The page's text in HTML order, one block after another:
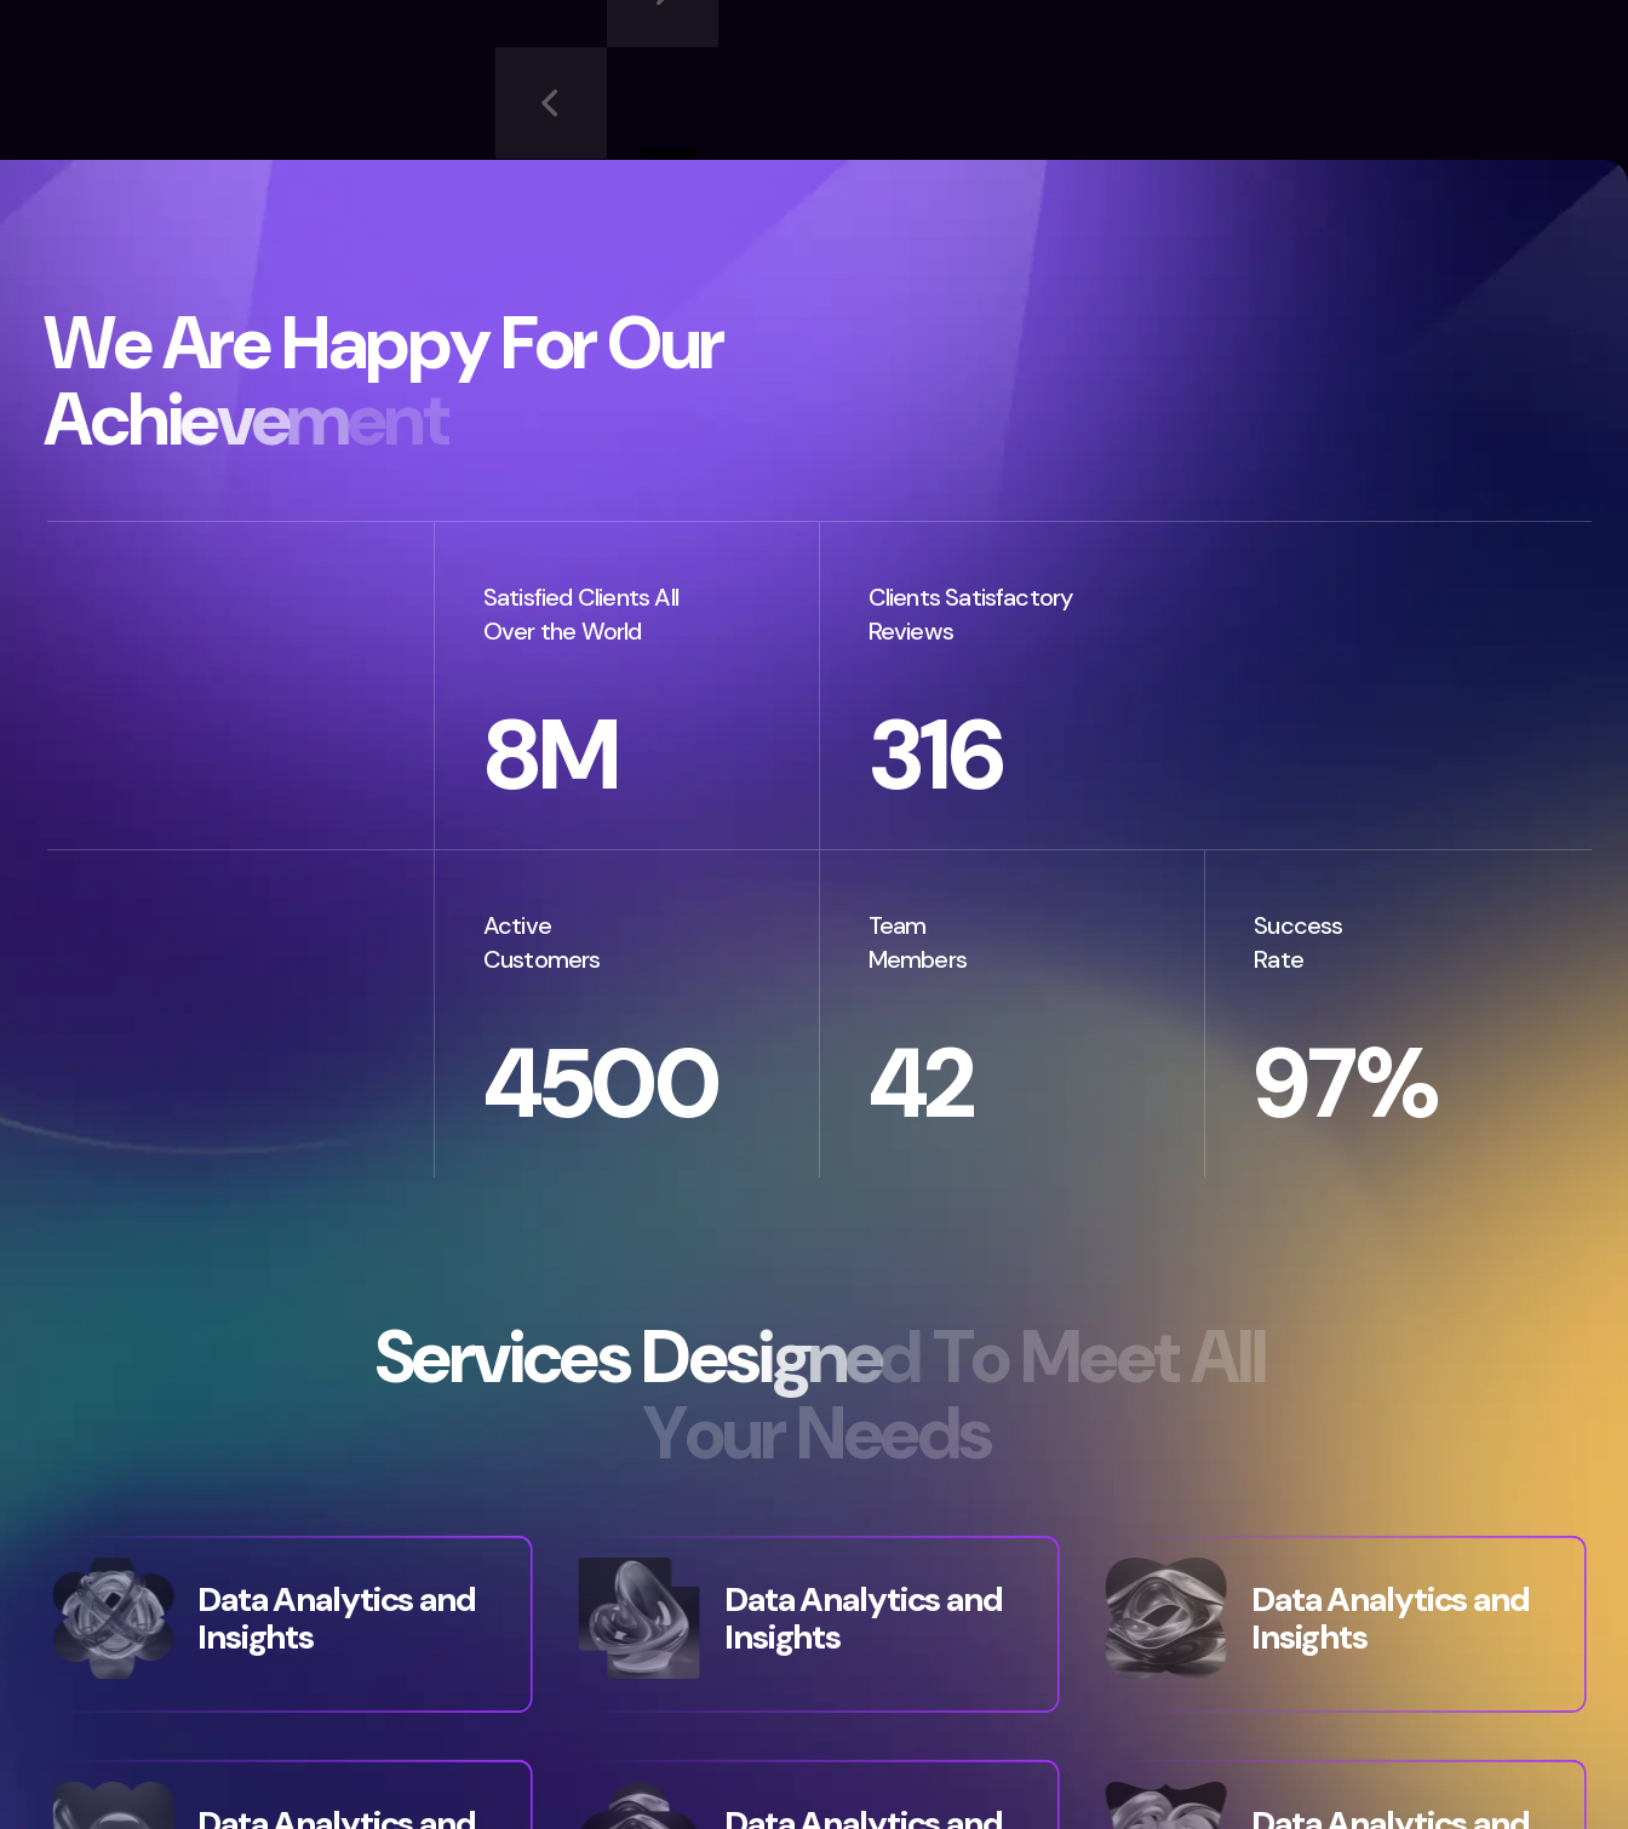
WeAreHappyForOur
Achievement
8M
Satisfied Clients All
Over the World
316
Clients Satisfactory
Reviews
4500
Active
Customers
42
Team
Members
97%
Success
Rate
ServicesDesignedToMeetAll
YourNeeds
Data Analytics and
Insights
Data Analytics and
Insights
Data Analytics and
Insights